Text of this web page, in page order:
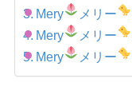
Mery
メリー
Mery
メリー
Mery
メリー